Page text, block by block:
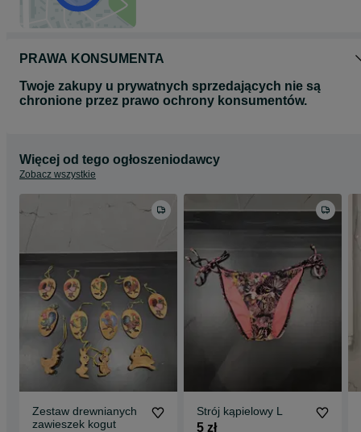
PRAWA KONSUMENTA
Twoje zakupy u prywatnych sprzedających nie są
chronione przez prawo ochrony konsumentów.
Więcej od tego ogłoszeniodawcy
Zobacz wszystkie
Zestaw drewnianych
zawieszek kogut
Strój kąpielowy L
5 zł